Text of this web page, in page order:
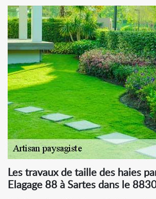
Les travaux de taille des haies
Elagage 88 à Sartes dans le